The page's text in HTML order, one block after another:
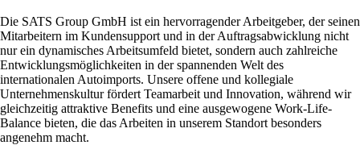
Die SATS Group GmbH ist ein hervorragender Arbeitgeber, der seinen
Mitarbeitern im Kundensupport und in der Auftragsabwicklung nicht
nur ein dynamisches Arbeitsumfeld bietet, sondern auch zahlreiche
Entwicklungsmöglichkeiten in der spannenden Welt des
internationalen Autoimports. Unsere offene und kollegiale
Unternehmenskultur fördert Teamarbeit und Innovation, während wir
gleichzeitig attraktive Benefits und eine ausgewogene Work-Life-
Balance bieten, die das Arbeiten in unserem Standort besonders
angenehm macht.